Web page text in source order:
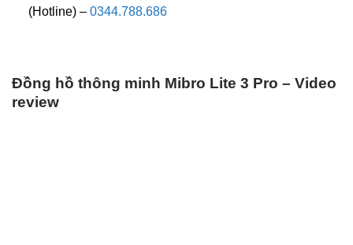
(Hotline) – 0344.788.686
Đồng hồ thông minh Mibro Lite 3 Pro – Video
review